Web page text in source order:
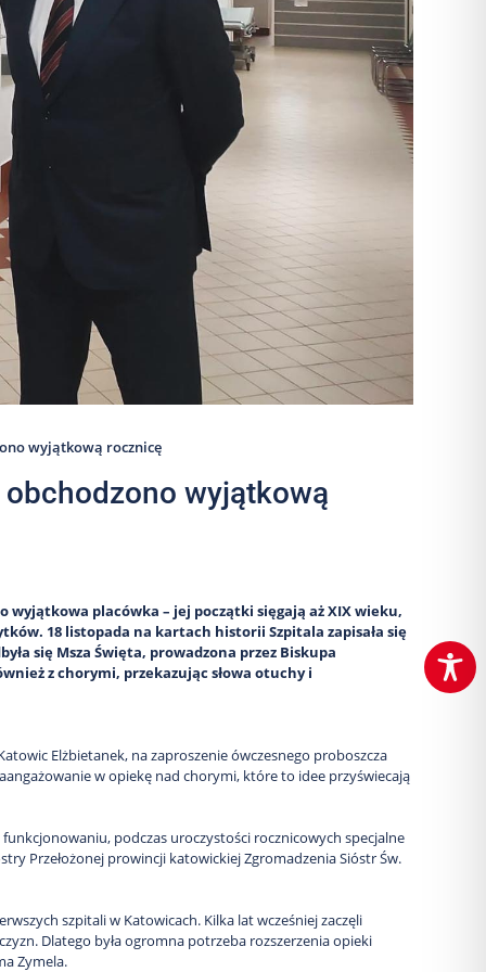
wyjątkową rocznicę
wyjątkową
wyjątkowa placówka – jej początki sięgają aż XIX wieku,
18 listopada na kartach historii Szpitala zapisała się
się Msza Święta, prowadzona przez Biskupa
z chorymi, przekazując słowa otuchy i
Elżbietanek, na zaproszenie ówczesnego proboszcza
w opiekę nad chorymi, które to idee przyświecają
podczas uroczystości rocznicowych specjalne
Przełożonej prowincji katowickiej Zgromadzenia Sióstr Św.
szpitali w Katowicach. Kilka lat wcześniej zaczęli
Dlatego była ogromna potrzeba rozszerzenia opieki
Zymela.